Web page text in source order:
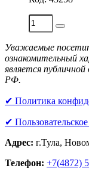
Уважаемые
ознакомительный
является
РФ.
✔ Политика
✔
Адрес: г.Тула,
Телефон: +7(4872)